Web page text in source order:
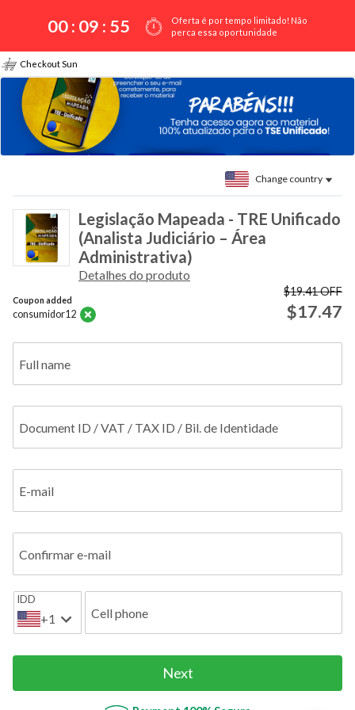
00 : 09 : 55
Oferta é por tempo limitado! Não
perca essa oportunidade
Checkout Sun
Change country
Legislação Mapeada - TRE Unificado
(Analista Judiciário – Área
Administrativa)
Detalhes do produto
Coupon added
consumidor12
$19.41OFF
$17.47
Full name
Document ID / VAT / TAX ID / Bil. de Identidade
E-mail
Confirmar e-mail
IDD
+1 Cell phone
Next